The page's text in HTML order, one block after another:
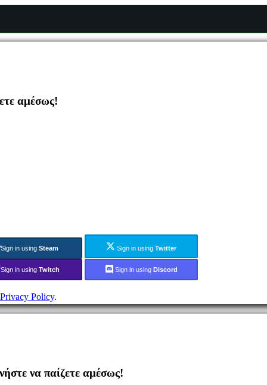
αμέσως!
Sign in using Steam Sign in using Twitter
Sign in using Twitch Sign in using Discord
Privacy Policy.
να παίζετε αμέσως!